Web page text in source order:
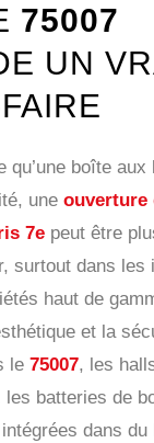
75007
UN
qu’une boîte aux
une ouverture
7epeut être
surtout dans les
haut de
et la
le 75007, les
batteries de
dans du